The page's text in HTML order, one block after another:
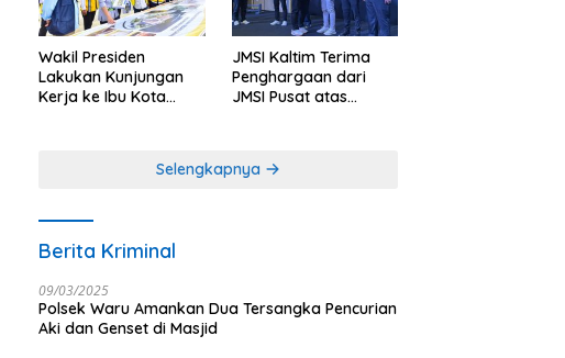
Wakil Presiden
Lakukan Kunjungan
Kerja ke Ibu Kota
JMSI Kaltim Terima
Penghargaan dari
JMSI Pusat atas
Jurnalistik
Selengkapnya
Berita Kriminal
09/03/2025
Polsek Waru Amankan Dua Tersangka Pencurian
Aki dan Genset di Masjid